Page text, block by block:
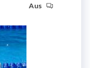
Aus